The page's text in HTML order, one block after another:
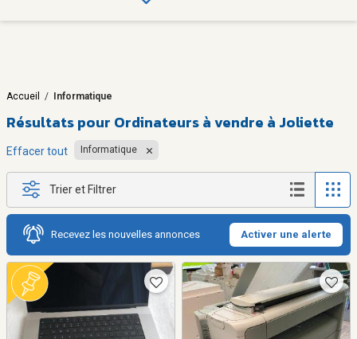
Accueil / Informatique
Résultats pour Ordinateurs à vendre à Joliette
Effacer tout Informatique
Trier et Filtrer
Recevez les nouvelles annonces Activer une alerte